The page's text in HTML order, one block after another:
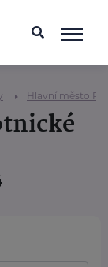
Hlavní město